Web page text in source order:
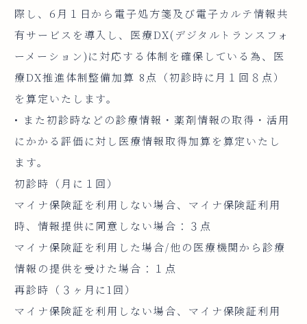
際し、6月１日から電子処方箋及び電子カルテ情報共
有サービスを導入し、医療DX(デジタルトランスフォ
ーメーション)に対応する体制を確保している為、医
療DX推進体制整備加算 8点（初診時に月１回８点）
を算定いたします。
• また初診時などの診療情報・薬剤情報の取得・活用
にかかる評価に対し医療情報取得加算を算定いたし
ます。
初診時（月に１回）
マイナ保険証を利用しない場合、マイナ保険証利用
時、情報提供に同意しない場合：３点
マイナ保険証を利用した場合/他の医療機関から診療
情報の提供を受けた場合：１点
再診時（３ヶ月に1回）
マイナ保険証を利用しない場合、マイナ保険証利用